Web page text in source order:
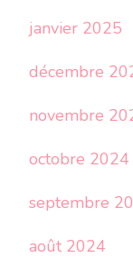
janvier 2025
décembre
novembre
octobre 2024
septembre
août 2024